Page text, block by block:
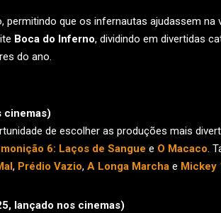
que os infernautas ajudassem na
Boca do Inferno, dividindo em divertidas
do ano.
cinemas)
de escolher as produções mais
6: Laços de Sangue e O Macaco.
, Prédio Vazio, A Longa Marcha e Mickey
lançado nos cinemas)